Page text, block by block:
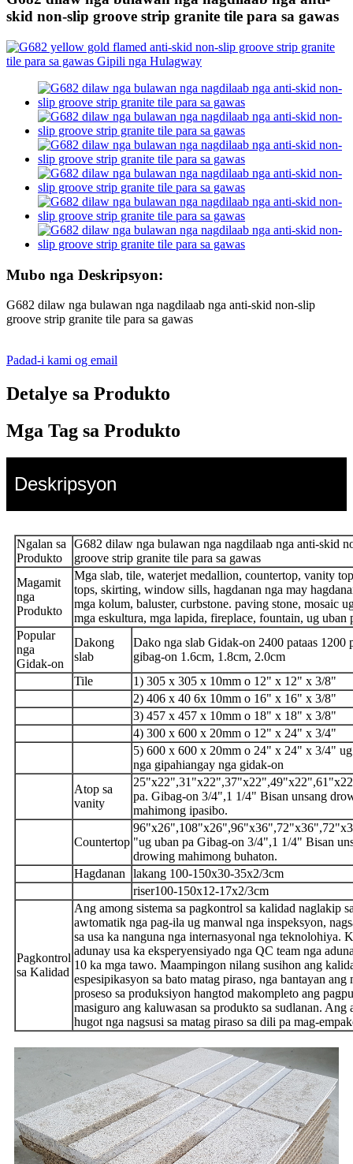
skid non-slip groove strip granite tile para sa gawas
Mubo nga Deskripsyon:
G682 dilaw nga bulawan nga nagdilaab nga anti-skid non-slip
groove strip granite tile para sa gawas
Padad-i kami og email
Detalye sa Produkto
Mga Tag sa Produkto
Deskripsyon
Ngalan sa
Produkto
G682 dilaw nga bulawan nga nagdilaab nga anti-skid
groove strip granite tile para sa gawas
Magamit
nga
Produkto
Mga slab, tile, waterjet medallion, countertop, vanity
tops, skirting, window sills, hagdanan nga may
mga kolum, baluster, curbstone. paving stone, mosaic
mga eskultura, mga lapida, fireplace, fountain, ug uban
Popular
nga
Gidak-on
Dakong
slab
Dako nga slab Gidak-on 2400 pataas 1200
gibag-on 1.6cm, 1.8cm, 2.0cm
Tile
1) 305 x 305 x 10mm o 12" x 12" x 3/8"
2) 406 x 40 6x 10mm o 16" x 16" x 3/8"
3) 457 x 457 x 10mm o 18" x 18" x 3/8"
4) 300 x 600 x 20mm o 12" x 24" x 3/4"
5) 600 x 600 x 20mm o 24" x 24" x 3/4" ug
nga gipahiangay nga gidak-on
Atop sa
vanity
pa. Gibag-on 3/4",1 1/4" Bisan unsang
mahimong ipasibo.
Countertop "ug uban pa Gibag-on 3/4",1 1/4" Bisan
drowing mahimong buhaton.
Hagdanan
lakang 100-150x30-35x2/3cm
riser100-150x12-17x2/3cm
Pagkontrol
sa Kalidad
Ang among sistema sa pagkontrol sa kalidad naglakip
awtomatik nga pag-ila ug manwal nga inspeksyon,
sa usa ka nanguna nga internasyonal nga teknolohiya.
adunay usa ka eksperyensiyado nga QC team nga
10 ka mga tawo. Maampingon nilang susihon ang
espesipikasyon sa bato matag piraso, nga bantayan ang
proseso sa produksiyon hangtod makompleto ang
masiguro ang kaluwasan sa produkto sa sudlanan. Ang
hugot nga nagsusi sa matag piraso sa dili pa mag-